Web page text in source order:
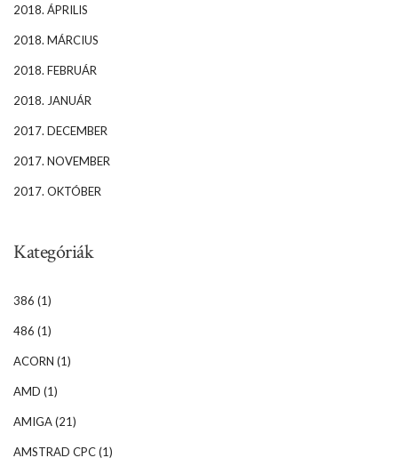
2018. ÁPRILIS
2018. MÁRCIUS
2018. FEBRUÁR
2018. JANUÁR
2017. DECEMBER
2017. NOVEMBER
2017. OKTÓBER
Kategóriák
386 (1)
486 (1)
ACORN (1)
AMD (1)
AMIGA(21)
AMSTRAD CPC(1)